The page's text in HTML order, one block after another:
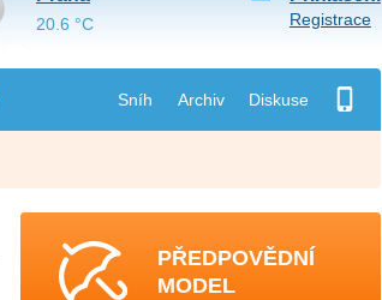
Sníh Archiv Diskuse
Registrace
20.6 °C
PŘEDPOVĚDNÍ
MODEL